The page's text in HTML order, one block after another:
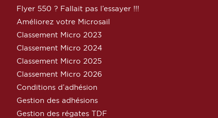
Flyer 550 ? Fallait pas l’essayer !!!
Améliorez votre Microsail
Classement Micro 2023
Classement Micro 2024
Classement Micro 2025
Classement Micro 2026
Conditions d’adhésion
Gestion des adhésions
Gestion des régates TDF